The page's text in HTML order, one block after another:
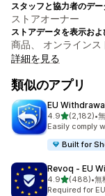
スタッフと協力者のデ
ストアオーナー
ストアデータを表示およ
商品、 オンラインス
詳細を見る
類似のアプリ
EU
4.95つ星中
(2,182)
合計レビュー数
•
Easily comply
Built for
Revoq ‑ EU
4.95つ星中
(488)
合計レビュー数
•無
Required for